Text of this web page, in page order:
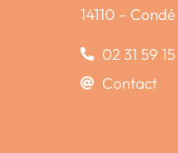
14110 –
02 31 59
Contact